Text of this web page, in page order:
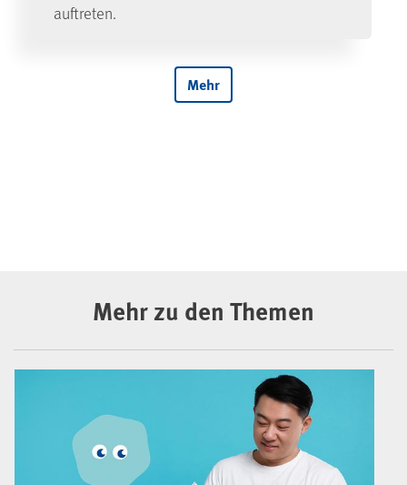
auftreten.
Mehr
Mehr zu den Themen